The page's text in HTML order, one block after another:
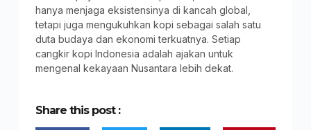
hanya menjaga eksistensinya di kancah global,
tetapi juga mengukuhkan kopi sebagai salah satu
duta budaya dan ekonomi terkuatnya. Setiap
cangkir kopi Indonesia adalah ajakan untuk
mengenal kekayaan Nusantara lebih dekat.
Share this post :